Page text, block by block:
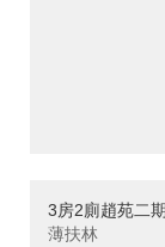
3房2廁趙苑二
薄扶林